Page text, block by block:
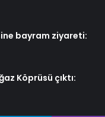
bayram ziyareti:
Köprüsü çıktı: